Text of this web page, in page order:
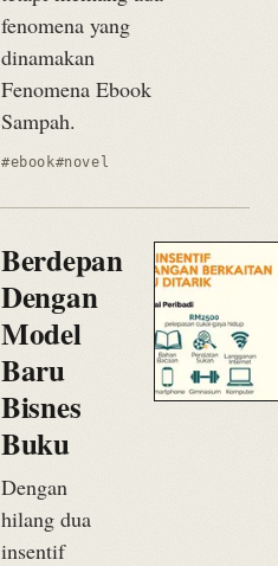
fenomena yang
dinamakan
Fenomena Ebook
Sampah.
#ebook#novel
Berdepan
Dengan
Model
Baru
Bisnes
Buku
Dengan
hilang dua
insentif